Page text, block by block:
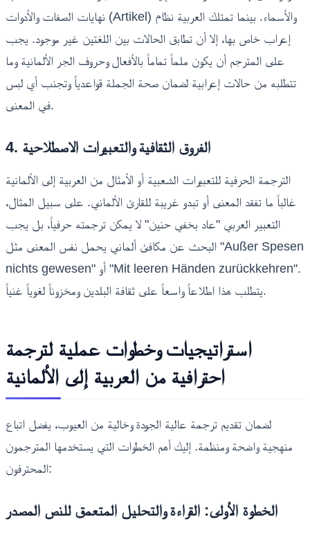
نهايات الصفات والأدوات (Artikel) والأسماء. بينما تمتلك العربية نظام
إعراب خاص بها، إلا أن تطابق الحالات بين اللغتين غير موجود. يجب
على المترجم أن يكون ملماً تماماً بالأفعال وحروف الجر الألمانية وما
تتطلبه من حالات إعرابية لضمان صحة الجملة قواعدياً وتجنب أي لبس
في المعنى.
4. الفروق الثقافية والتعبيرات الاصطلاحية
الترجمة الحرفية للتعبيرات الشعبية أو الأمثال من العربية إلى الألمانية
غالباً ما تفقد المعنى أو تبدو غريبة للقارئ الألماني. على سبيل المثال،
التعبير العربي "عاد بخفي حنين" لا يمكن ترجمته حرفياً، بل يجب
البحث عن مكافئ ألماني يحمل نفس المعنى مثل "Außer Spesen
nichts gewesen" أو "Mit leeren Händen zurückkehren".
يتطلب هذا اطلاعاً واسعاً على ثقافة البلدين ومخزوناً لغوياً غنياً.
استراتيجيات وخطوات عملية لترجمة
احترافية من العربية إلى الألمانية
لضمان تقديم ترجمة عالية الجودة وخالية من العيوب، يفضل اتباع
منهجية واضحة ومنظمة. إليك أهم الخطوات التي يستخدمها المترجمون
المحترفون:
الخطوة الأولى: القراءة والتحليل المتعمق للنص المصدر